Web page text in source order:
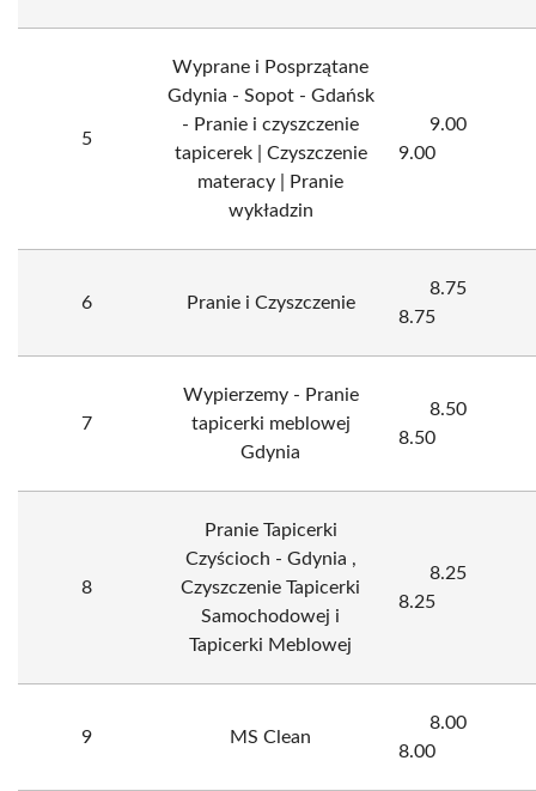
5
Wyprane i Posprzątane
Gdynia - Sopot - Gdańsk
- Pranie i czyszczenie
tapicerek | Czyszczenie
materacy | Pranie
wykładzin
9.00
9.00
6 Pranie i Czyszczenie
8.75
8.75
7
Wypierzemy - Pranie
tapicerki meblowej
Gdynia
8.50
8.50
8
Pranie Tapicerki
Czyścioch - Gdynia ,
Czyszczenie Tapicerki
Samochodowej i
Tapicerki Meblowej
8.25
8.25
9 MS Clean
8.00
8.00